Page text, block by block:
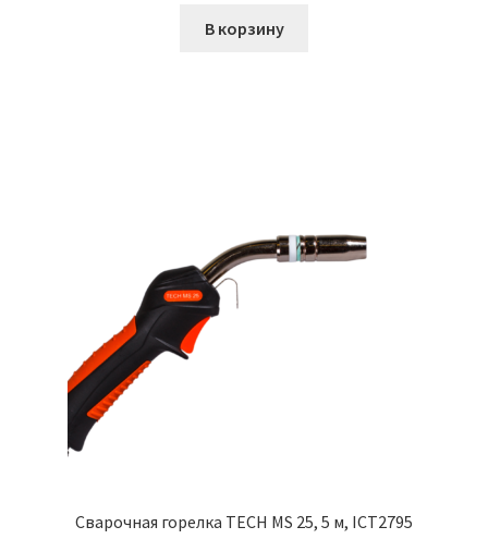
В корзину
Сварочная горелка TECH MS 25, 5 м, ICT2795